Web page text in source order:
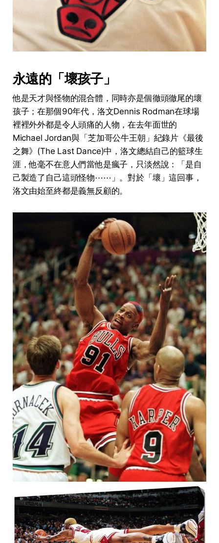
永遠的「壞孩子」
他是天才與怪物的混合體，同時亦是個徹頭徹尾的壞
孩子；在那個90年代，洛文Dennis Rodman在球場
裡裡外外都是令人頭痛的人物，在去年面世的
Michael Jordan與「芝加哥公牛王朝」紀錄片《最後
之舞》(The Last Dance)中，洛文總結自己的籃球生
涯，他毫不在意人們當他是瘋子，只淡然說：「是自
己製造了自己這頭怪物⋯⋯」。對於「壞」這回事，
洛文由始至終都是義無反顧的。